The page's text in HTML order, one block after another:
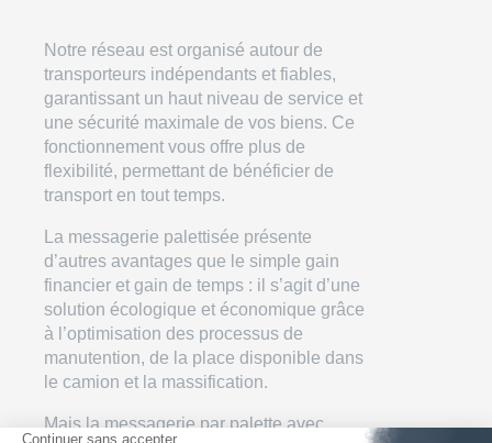
Notre réseau est organisé autour de
transporteurs indépendants et fiables,
garantissant un haut niveau de service et
une sécurité maximale de vos biens. Ce
fonctionnement vous offre plus de
flexibilité, permettant de bénéficier de
transport en tout temps.
La messagerie palettisée présente
d’autres avantages que le simple gain
financier et gain de temps : il s’agit d’une
solution écologique et économique grâce
à l’optimisation des processus de
manutention, de la place disponible dans
le camion et la massification.
Mais lamessagerie par palette avec